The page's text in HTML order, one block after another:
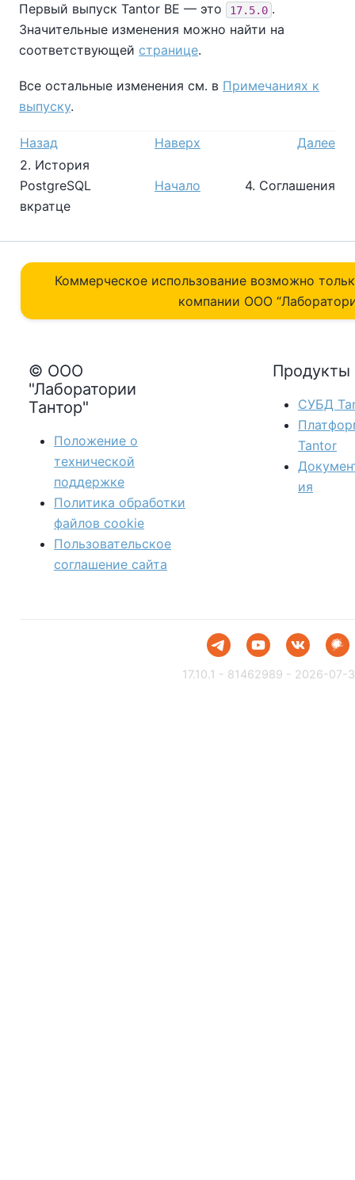
Первый выпуск Tantor BE — это 17.5.0 .
Значительные изменения можно найти на
соответствующей странице.
Все остальные изменения см. в Примечаниях к
выпуску.
Назад Наверх
Далее
2. История
PostgreSQL
вкратце
Начало 4. Соглашения
Коммерческое использование возможно
компании ОOO
© ООО
"Лаборатории
Тантор"
Положение о
технической
поддержке
Политика обработки
файлов сookie
Пользовательское
соглашение сайта
Продукты
СУБД
Tantor
ия
17.10.1 - 81462989 - 2026-07-